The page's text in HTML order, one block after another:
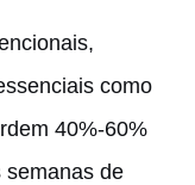
como
40%-60%
semanas de